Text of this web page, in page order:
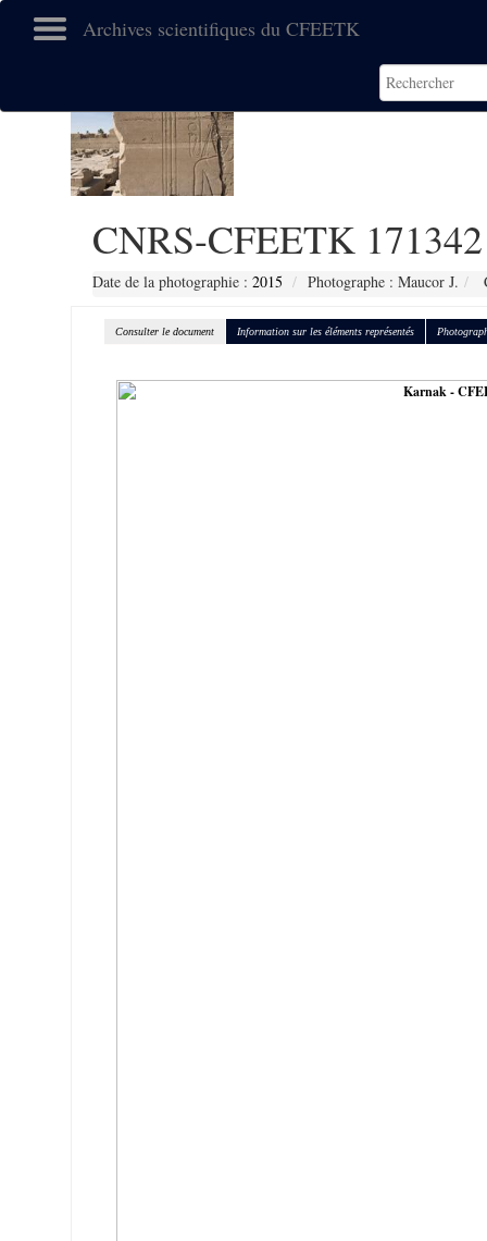
Archives scientifiques du CFEETK
CNRS-CFEETK 171342
Date de la photographie : 2015 Photographe : Maucor J.
Consulter le document Information sur les éléments représentés